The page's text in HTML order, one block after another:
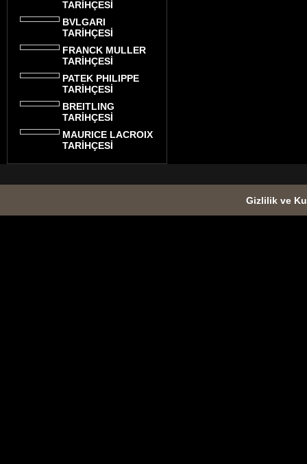
TARİHÇESİ
BVLGARI
TARİHÇESİ
FRANCK MULLER
TARİHÇESİ
PATEK PHILIPPE
TARİHÇESİ
BREITLING
TARİHÇESİ
MAURICE LACROIX
TARİHÇESİ
Gizlilik ve